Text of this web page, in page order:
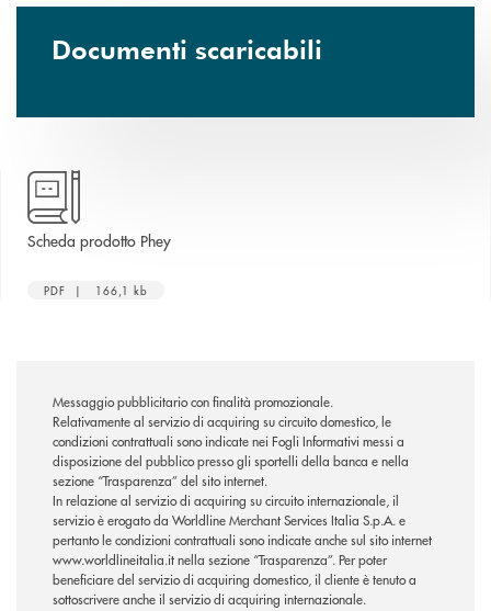
Documenti scaricabili
Scheda prodotto Pheyapre una nuova finestra
PDF | 166,1 kb
Messaggio pubblicitario con finalità promozionale.
Relativamente al servizio di acquiring su circuito domestico, le
condizioni contrattuali sono indicate nei Fogli Informativi messi a
disposizione del pubblico presso gli sportelli della banca e nella
sezione “Trasparenza” del sito internet.
In relazione al servizio di acquiring su circuito internazionale, il
servizio è erogato da Worldline Merchant Services Italia S.p.A. e
pertanto le condizioni contrattuali sono indicate anche sul sito internet
www.worldlineitalia.it nella sezione “Trasparenza”. Per poter
beneficiare del servizio di acquiring domestico, il cliente è tenuto a
sottoscrivere anche il servizio di acquiring internazionale.